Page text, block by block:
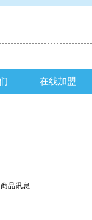
在线加盟
品讯息